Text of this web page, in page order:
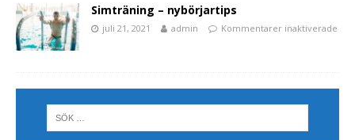
Simträning – nybörjartips
juli 21, 2021 admin Kommentarer inaktiverade